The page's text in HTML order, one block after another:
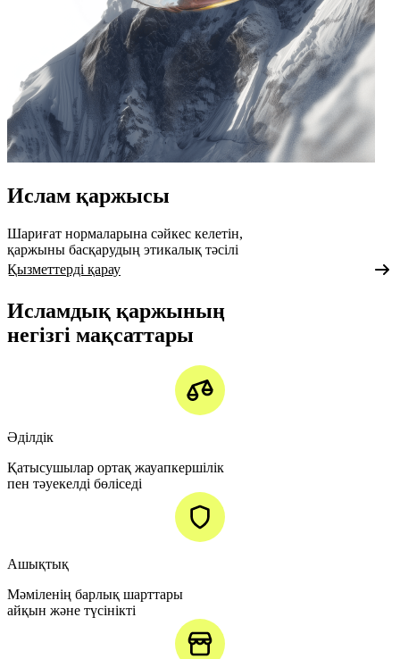
Ислам қаржысы
Шариғат нормаларына сәйкес келетін,
қаржыны басқарудың этикалық тәсілі
Қызметтерді қарау
Исламдық қаржының
негізгі мақсаттары
Әділдік
Қатысушылар ортақ жауапкершілік
пен тәуекелді бөліседі
Ашықтық
Мәміленің барлық шарттары
айқын және түсінікті